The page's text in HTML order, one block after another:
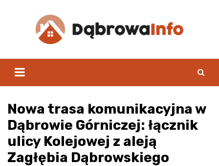
Nowa trasa komunikacyjna w
Dąbrowie Górniczej: łącznik
ulicy Kolejowej z aleją
Zagłębia Dąbrowskiego